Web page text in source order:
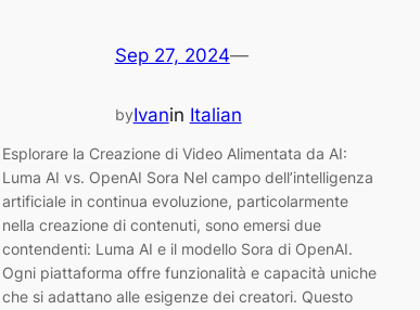
Sep 27, 2024—
byIvanin Italian
Esplorare la Creazione di Video Alimentata da AI:
Luma AI vs. OpenAI Sora Nel campo dell’intelligenza
artificiale in continua evoluzione, particolarmente
nella creazione di contenuti, sono emersi due
contendenti: Luma AI e il modello Sora di OpenAI.
Ogni piattaforma offre funzionalità e capacità uniche
che si adattano alle esigenze dei creatori. Questo